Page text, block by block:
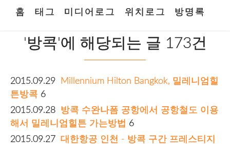
홈 태그 미디어로그 위치로그 방명록
'방콕'에 해당되는 글 173건
2015.09.29
Millennium Hilton Bangkok, 밀레니엄힐
튼방콕 6
2015.09.28
방콕 수완나폼 공항에서 공항철도 이용
해서 밀레니엄힐튼 가는방법 6
2015.09.27 대한항공 인천 - 방콕 구간 프레스티지